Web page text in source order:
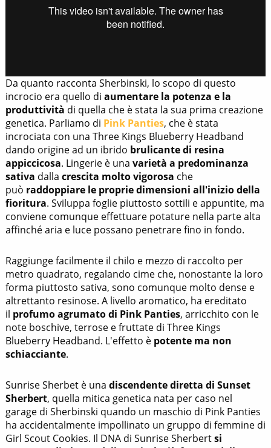
Da quanto racconta Sherbinski, lo scopo di questo
incrocio era quello di aumentare la potenza e la
produttività di quella che è stata la sua prima creazione
genetica. Parliamo di Pink Panties, che è stata
incrociata con una Three Kings Blueberry Headband
dando origine ad un ibrido brulicante di resina
appiccicosa. Lingerie è una varietà a predominanza
sativa dalla crescita molto vigorosa che
può raddoppiare le proprie dimensioni all'inizio della
fioritura. Sviluppa foglie piuttosto sottili e appuntite, ma
conviene comunque effettuare potature nella parte alta
affinché aria e luce possano penetrare fino in fondo.
Raggiunge facilmente il chilo e mezzo di raccolto per
metro quadrato, regalando cime che, nonostante la loro
forma piuttosto sativa, sono comunque molto dense e
altrettanto resinose. A livello aromatico, ha ereditato
il profumo agrumato di Pink Panties, arricchito con le
note boschive, terrose e fruttate di Three Kings
Blueberry Headband. L'effetto è potente ma non
schiacciante.
Sunrise Sherbet è una discendente diretta di Sunset
Sherbert, quella mitica genetica nata per caso nel
garage di Sherbinski quando un maschio di Pink Panties
ha accidentalmente impollinato un gruppo di femmine di
Girl Scout Cookies. Il DNA di Sunrise Sherbertsi